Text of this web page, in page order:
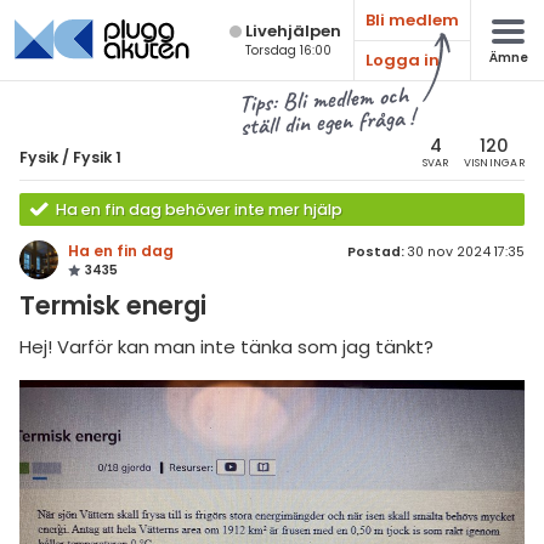
Live­hjälpen
Torsdag 16:00
Bli medlem
Logga in
Ämne
Tips: Bli medlem och
ställ din egen fråga !
Fysik / Fysik 1 4
SVAR
120
VISNINGAR
Ha en fin dag behöver inte mer hjälp
Ha en fin dag
3435
Postad: 30 nov 2024 17:35
Termisk energi
Hej! Varför kan man inte tänka som jag tänkt?
Alla ämnen
Fysik
Alla trådar
Grundskola
Universitet
MaFy (fysikdelen)
Allmänna diskussioner
Livehjälpen
& Bygg
språk